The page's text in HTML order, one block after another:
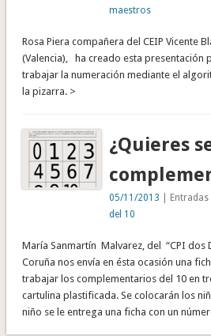
maestros
Rosa Piera compañera del CEIP Vicente
(Valencia), ha creado esta presentación
trabajar la numeración mediante el
la pizarra. >
¿Quieres
05/11/2013 |
del 10
María Sanmartín Malvarez, del “CPI dos
Coruña nos envía en ésta ocasión una
trabajar los complementarios del 10 en
cartulina plastificada. Se colocarán los
niño se le entrega una ficha con un